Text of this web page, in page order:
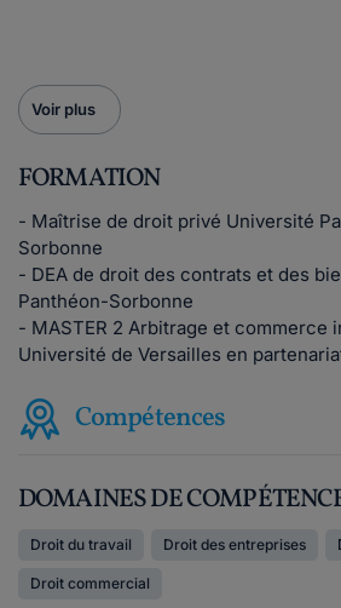
Voir plus
FORMATION
- Maîtrise de droit privé Université
Sorbonne
- DEA de droit des contrats et des
Panthéon-Sorbonne
- MASTER 2 Arbitrage et commerce
Université de Versailles en
Compétences
DOMAINES DE
Droit du travail Droit des entreprises
Droit commercial